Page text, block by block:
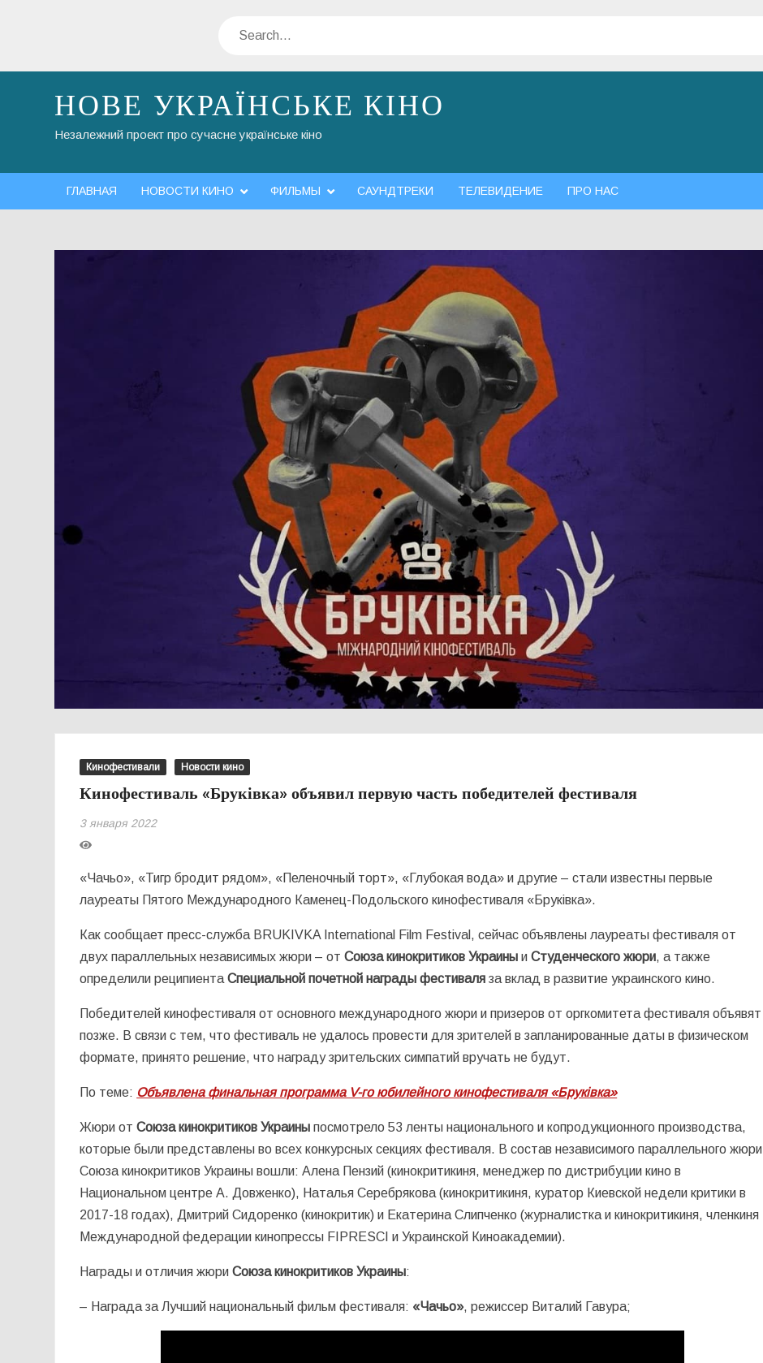
Search
НОВЕ УКРАЇНСЬКЕ КІНО
Незалежний проект про сучасне українське кіно
ГЛАВНАЯ НОВОСТИ КИНО ФИЛЬМЫ САУНДТРЕКИ ТЕЛЕВИДЕНИЕ ПРО НАС
Кинофестивали Новости кино
Кинофестиваль «Бруківка» объявил первую часть победителей фестиваля
3 января 2022
«Чачьо», «Тигр бродит рядом», «Пеленочный торт», «Глубокая вода» и другие – стали известны первые
лауреаты Пятого Международного Каменец-Подольского кинофестиваля «Бруківка».
Как сообщает пресс-служба BRUKIVKA International Film Festival, сейчас объявлены лауреаты фестиваля от
двух параллельных независимых жюри – отСоюза кинокритиков Украины иСтуденческого жюри, а также
определили реципиентаСпециальной почетной награды фестиваля за вклад в развитие украинского кино.
Победителей кинофестиваля от основного международного жюри и призеров от оргкомитета фестиваля объявят
позже. В связи с тем, что фестиваль не удалось провести для зрителей в запланированные даты в физическом
формате, принято решение, что награду зрительских симпатий вручать не будут.
По теме: Объявлена финальная программа V-го юбилейного кинофестиваля «Бруківка»
Жюри отСоюза кинокритиков Украины посмотрело 53 ленты национального и копродукционного производства,
которые были представлены во всех конкурсных секциях фестиваля. В состав независимого параллельного жюри
Союза кинокритиков Украины вошли: Алена Пензий (кинокритикиня, менеджер по дистрибуции кино в
Национальном центре А. Довженко), Наталья Серебрякова (кинокритикиня, куратор Киевской недели критики в
2017-18 годах), Дмитрий Сидоренко (кинокритик) и Екатерина Слипченко (журналистка и кинокритикиня, членкиня
Международной федерации кинопрессы FIPRESCI и Украинской Киноакадемии).
Награды и отличия жюриСоюза кинокритиков Украины:
– Награда за Лучший национальный фильм фестиваля: «Чачьо», режиссер Виталий Гавура;